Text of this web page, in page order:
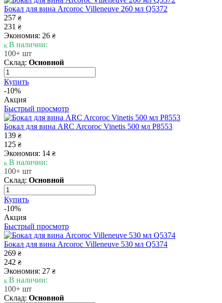
Бокал для вина Arcoroc Villeneuve 260 мл Q5372
257 ₴
231 ₴
Экономия: 26 ₴
В наличии:
100+ шт
Склад: Основной
Купить
-10%
Акция
Быстрый просмотр
Бокал для вина ARC Arcoroc Vinetis 500 мл P8553
139 ₴
125 ₴
Экономия: 14 ₴
В наличии:
100+ шт
Склад: Основной
Купить
-10%
Акция
Быстрый просмотр
Бокал для вина Arcoroc Villeneuve 530 мл Q5374
269 ₴
242 ₴
Экономия: 27 ₴
В наличии:
100+ шт
Склад: Основной